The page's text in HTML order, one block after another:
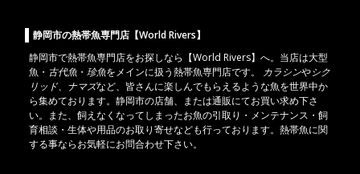
静岡市の熱帯魚専門店【World Rivers】
静岡市で熱帯魚専門店をお探しなら【World Rivers】へ。当店は大型
魚 ・ 古代魚 ・ 珍魚をメインに扱う熱帯魚専門店です。 カラシンやシク
リッド、 ナマズなど、皆さんに楽しんでもらえるような魚を世界中か
ら集めております。静岡市の店舗、または通販にてお買い求め下さ
い。また、飼えなくなってしまったお魚の引取り・メンテナンス・飼
育相談・生体や用品のお取り寄せなども行っております。熱帯魚に関
する事ならお気軽にお問合わせ下さい。